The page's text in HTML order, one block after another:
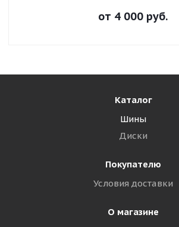
от 4 000руб.
Каталог
Шины
Диски
Покупателю
Условия доставки
О магазине